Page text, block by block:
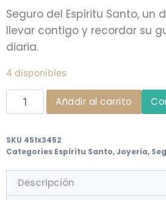
Seguro del Espíritu Santo, un
llevar contigo y recordar su
diaria.
4 disponibles
Añadir al carrito
SKU 451x3452
Categories Espíritu Santo,Joyería,
Descripción